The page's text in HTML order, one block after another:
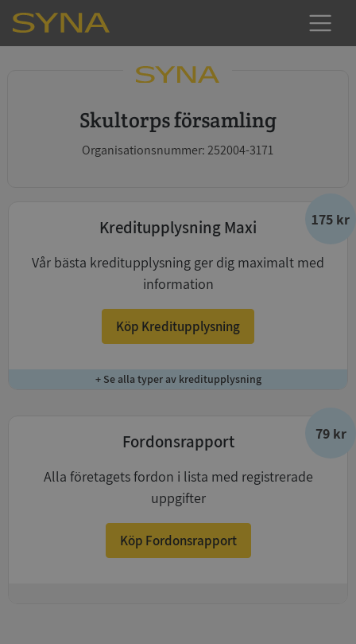
Skultorps församling
Organisationsnummer: 252004-3171
175 kr
Kreditupplysning Maxi
Vår bästa kreditupplysning ger dig maximalt med
information
Köp Kreditupplysning
+ Se alla typer av kreditupplysning
79 kr
Fordonsrapport
Alla företagets fordon i lista med registrerade
uppgifter
Köp Fordonsrapport